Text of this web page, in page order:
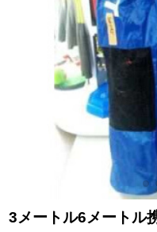
3メートル6メートル